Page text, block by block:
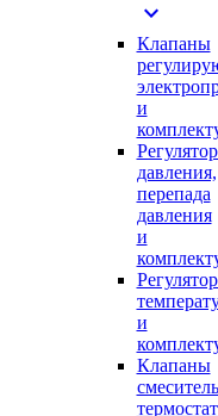
expand_more
Клапаны
и
давления,
перепада
давления
и
и
Клапаны